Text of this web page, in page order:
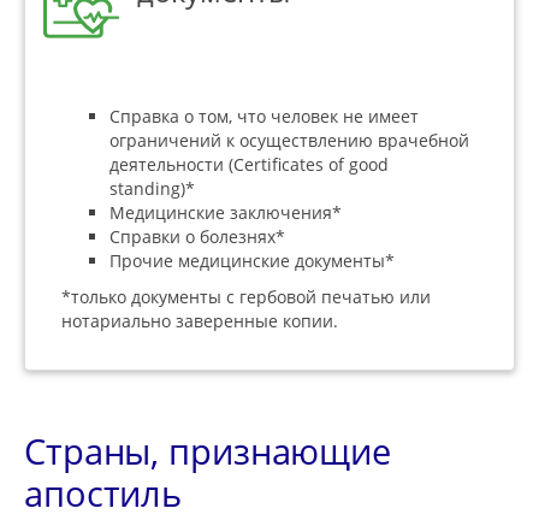
Справка о том, что человек не имеет
ограничений к осуществлению врачебной
деятельности (Certificates of good
standing)*
Медицинские заключения*
Справки о болезнях*
Прочие медицинские документы*
*только документы с гербовой печатью или
нотариально заверенные копии.
Страны, признающие
апостиль